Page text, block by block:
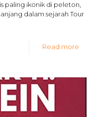
paling ikonik di peleton,
dalam sejarah Tour
Read more